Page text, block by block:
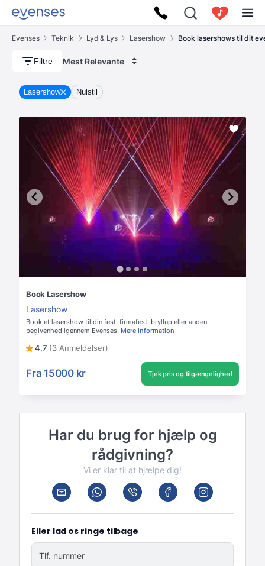
Evenses Teknik Lyd & Lys Lasershow Book lasershows til dit
Filtre Mest Relevante
Lasershow Nulstil
Book Lasershow
Lasershow
Book et lasershow til din fest, firmafest, bryllup eller anden
begivenhed igennem Evenses. Mere information
4,7 (3 Anmeldelser)
Fra 15000 kr Tjek pris og tilgængelighed
Har du brug for hjælp og
rådgivning?
Vi er klar til at hjælpe dig!
Eller lad os ringe tilbage
Tlf. nummer